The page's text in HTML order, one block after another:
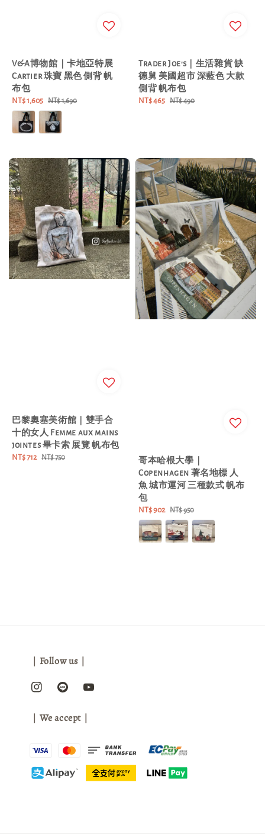
V&A博物館｜卡地亞特展
Cartier 珠寶 黑色 側背 帆
布包
Sale
price
NT$ 1,605 Regular
price
NT$ 1,690
Trader Joe's｜生活雜貨 缺
德舅 美國超市 深藍色 大款
側背 帆布包
Sale
NT$ 465 Regular
NT$ 490
巴黎奧塞美術館｜雙手合
十的女人 Femme aux mains
jointes 畢卡索 展覽 帆布包
Sale
NT$ 712 Regular
NT$ 750
哥本哈根大學｜
Copenhagen 著名地標 人
魚 城市運河 三種款式 帆布
包
Sale
price
NT$ 902 Regular
price
NT$ 950
｜Follow us｜
｜We accept｜